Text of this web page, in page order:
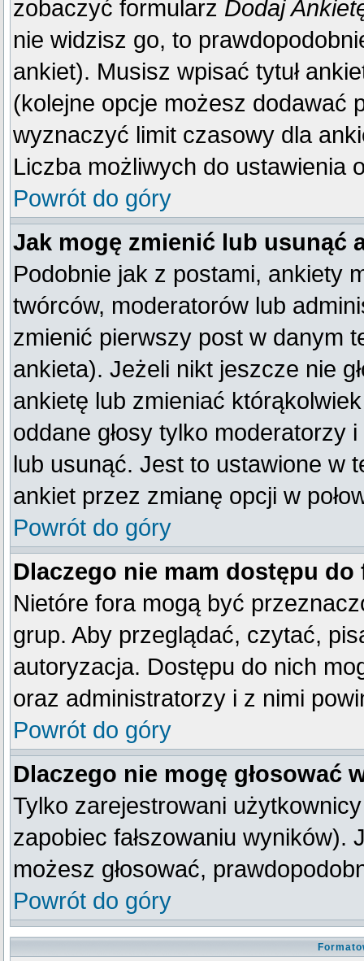
zobaczyć formularz Dodaj
nie widzisz go, to
ankiet). Musisz wpisać tytuł
(kolejne opcje możesz dodawać
wyznaczyć limit czasowy dla
Liczba możliwych do ustawienia
Powrót do góry
Jak mogę zmienić lub usunąć
Podobnie jak z postami, ankiety
twórców, moderatorów lub
zmienić pierwszy post w danym
ankieta). Jeżeli nikt jeszcze nie
ankietę lub zmieniać
oddane głosy tylko moderatorzy
lub usunąć. Jest to ustawione w
ankiet przez zmianę opcji w
Powrót do góry
Dlaczego nie mam dostępu do
Nietóre fora mogą być
grup. Aby przeglądać, czytać,
autoryzacja. Dostępu do nich
oraz administratorzy i z nimi
Powrót do góry
Dlaczego nie mogę głosować
Tylko zarejestrowani
zapobiec fałszowaniu wyników).
możesz głosować,
Powrót do góry